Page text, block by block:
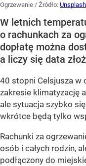
Ogrzewanie / Źródło: Unsplash
W letnich
o rachunkach za
dopłatę można
a liczy się data
40 stopni Celsjusza w
zakresie klimatyzację
ale sytuacja szybko
wkrótce będą tylko
Rachunki za
osób i całych rodzin,
podłączony do